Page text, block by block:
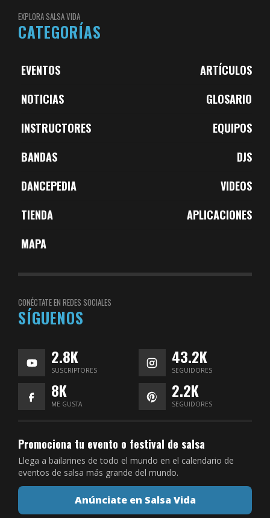
EXPLORA SALSA VIDA
CATEGORÍAS
ARTÍCULOS
EVENTOS
GLOSARIO
NOTICIAS
EQUIPOS
INSTRUCTORES
DJS
BANDAS
VIDEOS
DANCEPEDIA
APLICACIONES
TIENDA
MAPA
CONÉCTATE EN REDES SOCIALES
SÍGUENOS
2.8K
SUSCRIPTORES
43.2K
SEGUIDORES
8K
ME GUSTA
2.2K
SEGUIDORES
Promociona tu evento o festival de salsa
Llega a bailarines de todo el mundo en el calendario de
eventos de salsa más grande del mundo.
Anúnciate en Salsa Vida